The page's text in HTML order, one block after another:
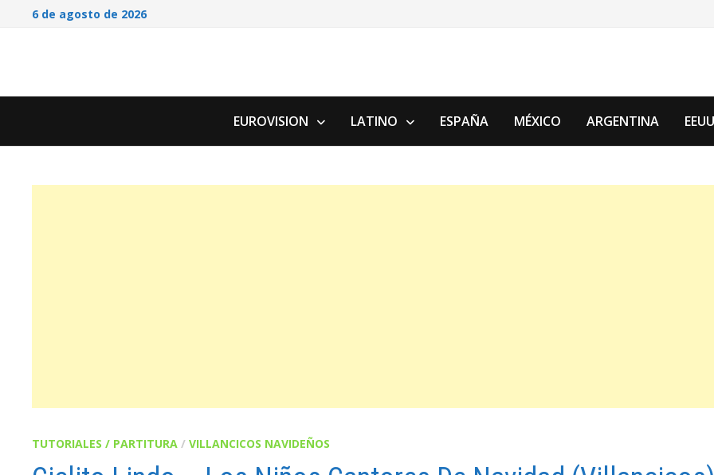
Saltar6 de agosto de 2026
EUROVISION LATINO ESPAÑA MÉXICO ARGENTINA
TUTORIALES / PARTITURA /VILLANCICOS NAVIDEÑOS